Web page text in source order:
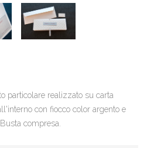
particolare realizzato su carta
con fiocco color argento e
compresa.